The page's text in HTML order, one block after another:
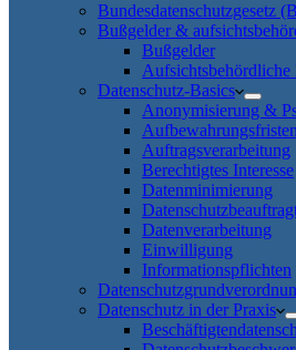
Bundesdatenschutzgesetz
Bußgelder &
Bußgelder
Aufsichtsbehördliche
Datenschutz-Basics
Anonymisierung &
Aufbewahrungsfristen
Auftragsverarbeitung
Berechtigtes Interesse
Datenminimierung
Datenverarbeitung
Einwilligung
Informationspflichten
Datenschutz in der Praxis